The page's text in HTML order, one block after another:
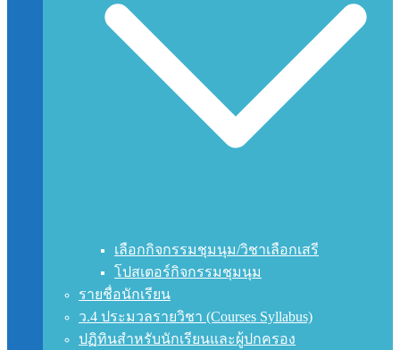
เลือกกิจกรรมชุมนุม/วิชาเลือกเสรี
โปสเตอร์กิจกรรมชุมนุม
รายชื่อนักเรียน
ว.4 ประมวลรายวิชา (Courses Syllabus)
ปฏิทินสำหรับนักเรียนและผู้ปกครอง